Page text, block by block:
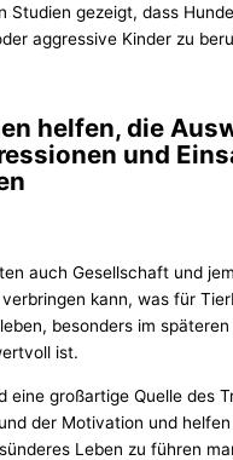
Studien gezeigt, dass
aggressive Kinder zu
helfen, die
und
auch Gesellschaft und
kann, was für
besonders im späteren
ist.
eine großartige Quelle des
der Motivation und
Leben zu führen